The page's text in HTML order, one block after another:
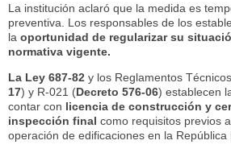
La institución aclaró que la medida es
preventiva. Los responsables de los
la oportunidad de regularizar su
normativa vigente.
La Ley 687-82 y los Reglamentos
17) y R-021 (Decreto 576-06) establecen
contar con licencia de construcción y
inspección final como requisitos previos
operación de edificaciones en la República